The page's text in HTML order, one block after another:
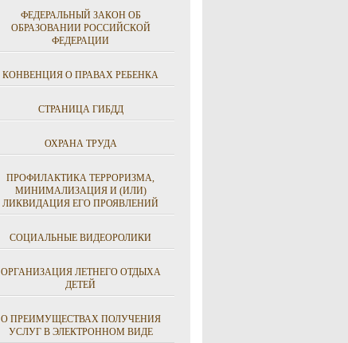
ФЕДЕРАЛЬНЫЙ ЗАКОН ОБ
ОБРАЗОВАНИИ РОССИЙСКОЙ
ФЕДЕРАЦИИ
КОНВЕНЦИЯ О ПРАВАХ РЕБЕНКА
СТРАНИЦА ГИБДД
ОХРАНА ТРУДА
ПРОФИЛАКТИКА ТЕРРОРИЗМА,
МИНИМАЛИЗАЦИЯ И (ИЛИ)
ЛИКВИДАЦИЯ ЕГО ПРОЯВЛЕНИЙ
СОЦИАЛЬНЫЕ ВИДЕОРОЛИКИ
ОРГАНИЗАЦИЯ ЛЕТНЕГО ОТДЫХА
ДЕТЕЙ
О ПРЕИМУЩЕСТВАХ ПОЛУЧЕНИЯ
УСЛУГ В ЭЛЕКТРОННОМ ВИДЕ